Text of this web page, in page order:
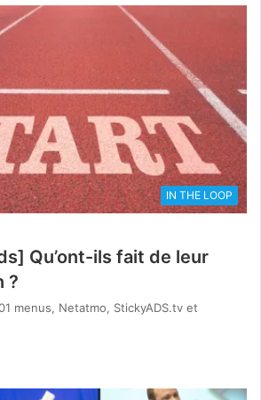
IN THE LOOP
Qu’ont-ils fait de leur
?
menus, Netatmo, StickyADS.tv et